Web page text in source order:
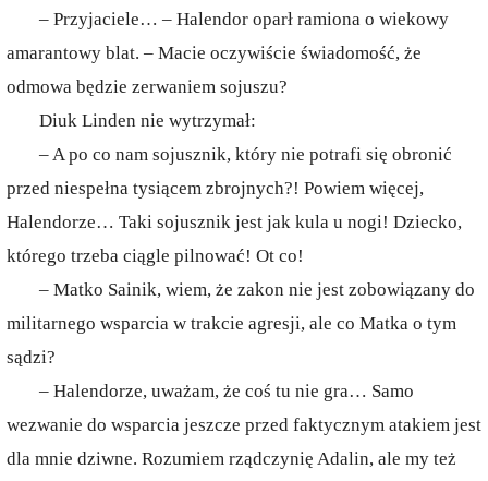
– Przyjaciele… – Halendor oparł ramiona o wiekowy
amarantowy blat. – Macie oczywiście świadomość, że
odmowa będzie zerwaniem sojuszu?
Diuk Linden nie wytrzymał:
– A po co nam sojusznik, który nie potrafi się obronić
przed niespełna tysiącem zbrojnych?! Powiem więcej,
Halendorze… Taki sojusznik jest jak kula u nogi! Dziecko,
którego trzeba ciągle pilnować! Ot co!
– Matko Sainik, wiem, że zakon nie jest zobowiązany do
militarnego wsparcia w trakcie agresji, ale co Matka o tym
sądzi?
– Halendorze, uważam, że coś tu nie gra… Samo
wezwanie do wsparcia jeszcze przed faktycznym atakiem jest
dla mnie dziwne. Rozumiem rządczynię Adalin, ale my też